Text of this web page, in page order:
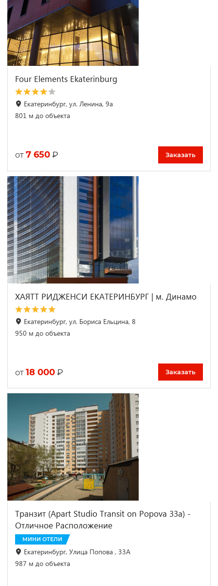
Four Elements Ekaterinburg
Екатеринбург, ул. Ленина, 9а
801 м до объекта
от 7 650 ₽ Заказать
ХАЯТТ РИДЖЕНСИ ЕКАТЕРИНБУРГ | м. Динамо
Екатеринбург, ул. Бориса Ельцина, 8
950 м до объекта
от 18 000 ₽ Заказать
Транзит (Apart Studio Transit on Popova 33a) -
Отличное Расположение
МИНИ ОТЕЛИ
Екатеринбург, Улица Попова , 33A
987 м до объекта